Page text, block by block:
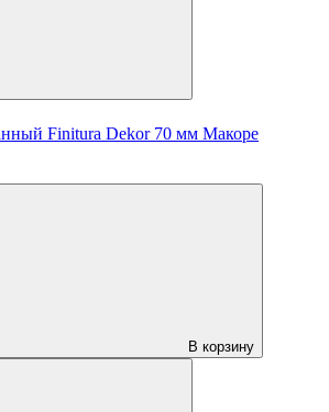
Finitura Dekor 70 мм Макоре
В корзину